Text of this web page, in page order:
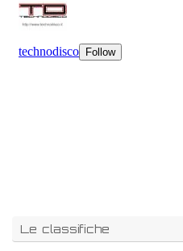
Le classifiche